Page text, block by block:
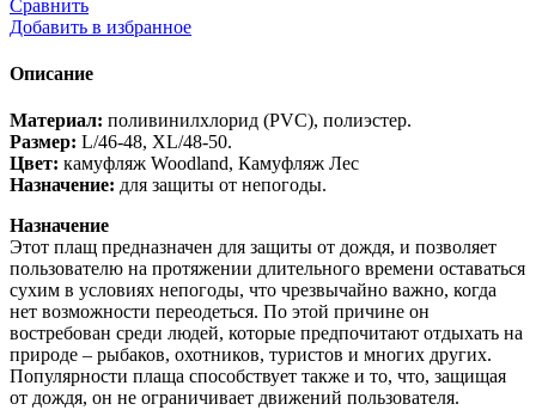
от
дождя
L-
Сравнить
Добавить в избранное
Описание
Материал: поливинилхлорид (PVC), полиэстер.
Размер: L/46-48, XL/48-50.
Цвет: камуфляж Woodland, Камуфляж Лес
Назначение: для защиты от непогоды.
Назначение
Этот плащ предназначен для защиты от дождя, и позволяет
пользователю на протяжении длительного времени оставаться
сухим в условиях непогоды, что чрезвычайно важно, когда
нет возможности переодеться. По этой причине он
востребован среди людей, которые предпочитают отдыхать на
природе – рыбаков, охотников, туристов и многих других.
Популярности плаща способствует также и то, что, защищая
от дождя, он не ограничивает движений пользователя.